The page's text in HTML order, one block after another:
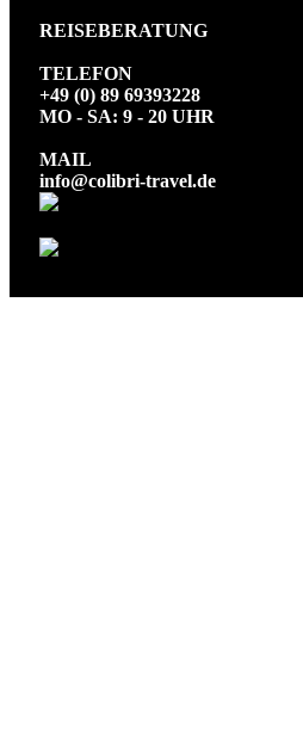
REISEBERATUNG
TELEFON
+49 (0) 89 69393228
MO - SA: 9 - 20 UHR
MAIL
info@colibri-travel.de